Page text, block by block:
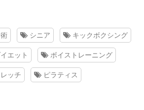
シニア キックボクシング
エット ボイストレーニング
ッチ ピラティス